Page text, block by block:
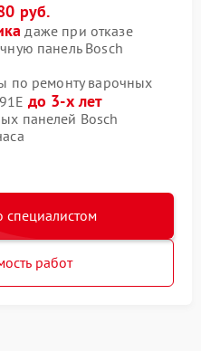
руб.
даже при отказе
панель Bosch
по ремонту варочных
до 3-х лет
панелей Bosch
специалистом
работ